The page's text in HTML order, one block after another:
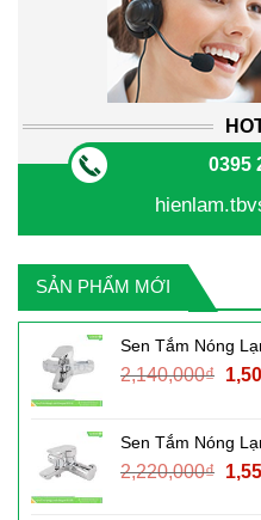
0395
SẢN PHẨM MỚI
Sen Tắm Nóng
2,140,000₫ Giá
Sen Tắm Nóng
2,220,000₫ Giá